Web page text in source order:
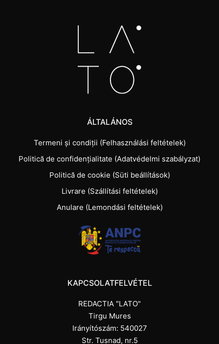
ÁLTALÁNOS
Termeni și condiții (Felhasználási feltételek)
Politică de confidențialitate (Adatvédelmi szabályzat)
Politică de cookie (Süti beállítások)
Livrare (Szállítási feltételek)
Anulare (Lemondási feltételek)
KAPCSOLATFELVÉTEL
REDACTIA "LATO"
Tirgu Mures
Irányítószám: 540027
Str. Tusnad, nr.5